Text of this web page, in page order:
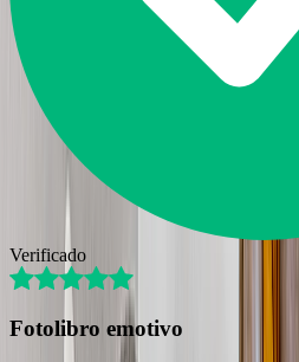
Verificado
Fotolibro emotivo